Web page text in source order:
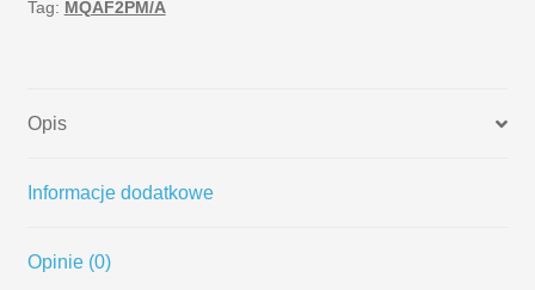
Grey
Tag: MQAF2PM/A
Opis
Informacje dodatkowe
Opinie (0)